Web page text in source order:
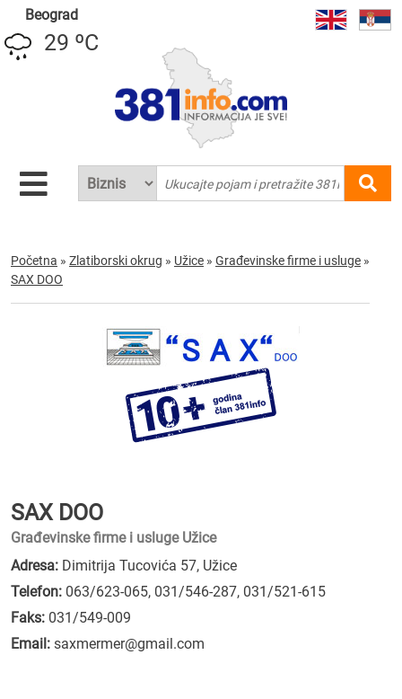
Beograd
29 ºC
Početna » Zlatiborski okrug » Užice » Građevinske firme i usluge »
SAX DOO
SAX DOO
Građevinske firme i usluge Užice
Adresa: Dimitrija Tucovića 57, Užice
Telefon: 063/623-065, 031/546-287, 031/521-615
Faks: 031/549-009
Email: saxmermer@gmail.com